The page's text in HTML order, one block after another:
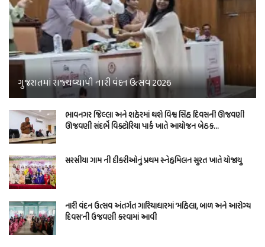
ગુજરાતમાં રાજ્યવ્યાપી નારી વંદન ઉત્સવ 2026
ભાવનગર જિલ્લા અને શહેરમાં થશે વિશ્વ સિંહ દિવસની ઊજવણી
ઊજવણી સંદર્ભે વિક્ટોરિયા પાર્ક ખાતે આયોજન બેઠક…
સરસીયા ગામ ની દીકરીઓનું પ્રથમ સ્નેહમિલન સુરત ખાતે યોજાયુ
નારી વંદન ઉત્સવ અંતર્ગત ગારિયાધારમાં ‘મહિલા, બાળ અને આરોગ્ય
દિવસ’ની ઉજવણી કરવામાં આવી